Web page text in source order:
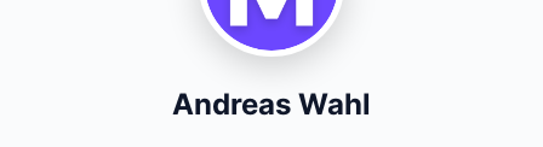
Andreas Wahl